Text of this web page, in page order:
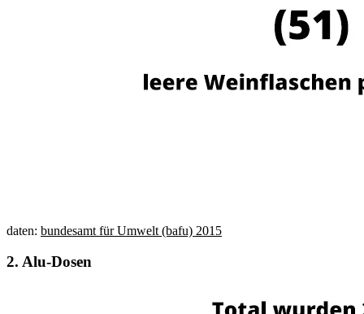
daten: bundesamt für Umwelt (bafu) 2015
2. Alu-Dosen